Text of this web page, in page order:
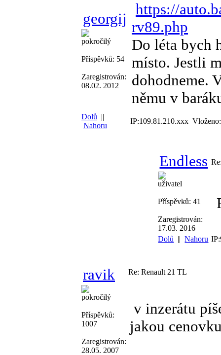
georgij
pokročilý
Příspěvků: 54
Zaregistrován:
08.02. 2012
https://
rv89.php
Do léta bych
místo. Jestli
dohodneme.
němu v
Dolů ||
Nahoru
IP:109.81.210.xxx
Endless
uživatel
Příspěvků: 41
Zaregistrován:
17.03. 2016
Dolů ||Nahoru
ravik
pokročilý
Příspěvků:
1007
Zaregistrován:
28.05. 2007
Re: Renault 21 TL
v inzerátu
jakou